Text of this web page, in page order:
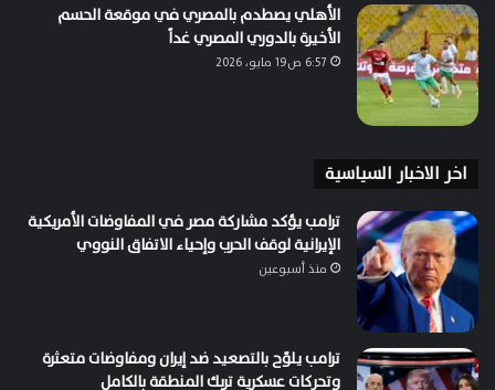
الأهلي يصطدم بالمصري في موقعة الحسم
الأخيرة بالدوري المصري غداً
6:57 ص19 مايو، 2026
اخر الاخبار السياسية
ترامب يؤكد مشاركة مصر في المفاوضات الأمريكية
الإيرانية لوقف الحرب وإحياء الاتفاق النووي
منذ أسبوعين
ترامب يلوّح بالتصعيد ضد إيران ومفاوضات متعثرة
وتحركات عسكرية تربك المنطقة بالكامل